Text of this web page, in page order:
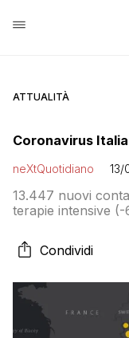
ATTUALITÀ
Coronavirus
neXtQuotidiano 13/
13.447 nuovi
terapie intensive
somministrate sono
Condividi